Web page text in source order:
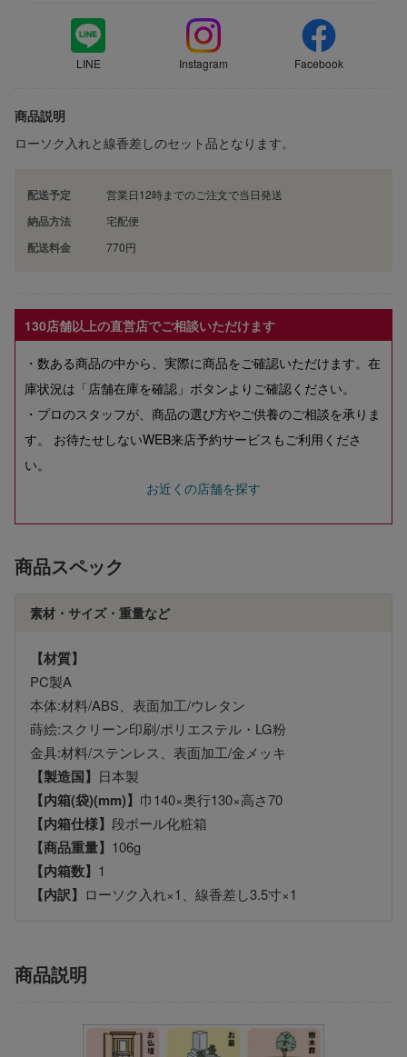
LINE Instagram Facebook
商品説明
ローソク入れと線香差しのセット品となります。
配送予定 営業日12時までのご注文で当日発送
納品方法 宅配便
配送料金 770円
130店舗以上の直営店でご相談いただけます
・数ある商品の中から、実際に商品をご確認いただけます。在
庫状況は「店舗在庫を確認」ボタンよりご確認ください。
・プロのスタッフが、商品の選び方やご供養のご相談を承りま
す。 お待たせしないWEB来店予約サービスもご利用くださ
い。
お近くの店舗を探す
商品スペック
素材・サイズ・重量など
【材質】
PC製A
本体:材料/ABS、表面加工/ウレタン
蒔絵:スクリーン印刷/ポリエステル・LG粉
金具:材料/ステンレス、表面加工/金メッキ
【製造国】 日本製
【内箱(袋)(mm)】 巾140×奥行130×高さ70
【内箱仕様】 段ボール化粧箱
【商品重量】 106g
【内箱数】 1
【内訳】 ローソク入れ×1、線香差し3.5寸×1
商品説明